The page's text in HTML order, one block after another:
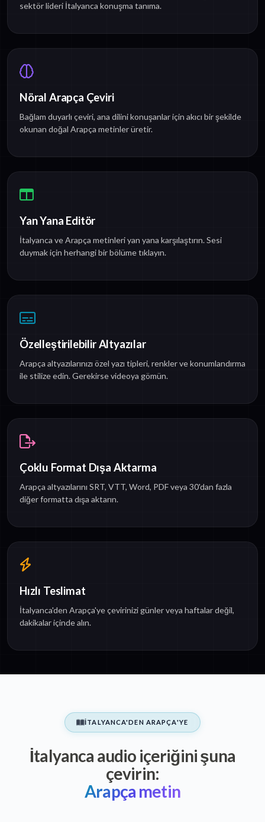
sektör lideri İtalyanca konuşma tanıma.
Nöral Arapça Çeviri
Bağlam duyarlı çeviri, ana dilini konuşanlar için akıcı bir şekilde
okunan doğal Arapça metinler üretir.
Yan Yana Editör
İtalyanca ve Arapça metinleri yan yana karşılaştırın. Sesi
duymak için herhangi bir bölüme tıklayın.
Özelleştirilebilir Altyazılar
Arapça altyazılarınızı özel yazı tipleri, renkler ve konumlandırma
ile stilize edin. Gerekirse videoya gömün.
Çoklu Format Dışa Aktarma
Arapça altyazılarını SRT, VTT, Word, PDF veya 30'dan fazla
diğer formatta dışa aktarın.
Hızlı Teslimat
İtalyanca'den Arapça'ye çevirinizi günler veya haftalar değil,
dakikalar içinde alın.
İTALYANCA'DEN ARAPÇA'YE
İtalyanca audio içeriğini şuna
çevirin:
Arapça metin